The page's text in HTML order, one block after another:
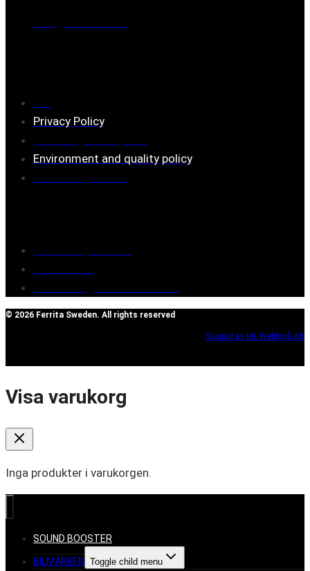
Privacy Policy
Environment and quality policy
© 2026 Ferrita Sweden. All rights reserved
Skapad av ML Webbyrå AB
Visa varukorg
Inga produkter i varukorgen.
SOUND BOOSTER
BILMÄRKEN Toggle child menu